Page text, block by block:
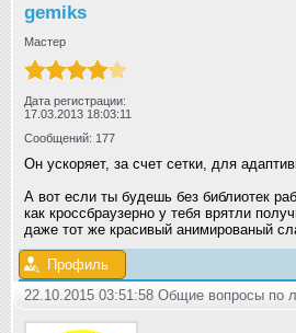
gemiks
Мастер
Дата регистрации:
17.03.2013 18:03:11
Сообщений: 177
Он ускоряет, за счет сетки, для
А вот если ты будешь без библиотек
как кроссбраузерно у тебя врятли
даже тот же красивый анимированый
Профиль
22.10.2015 03:51:58 Общие вопросы по